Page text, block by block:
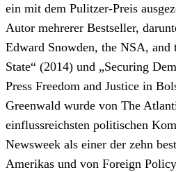
ein mit dem Pulitzer-Preis
Autor mehrerer Bestseller,
Edward Snowden, the NSA, and
State“ (2014) und „Securing
Press Freedom and Justice in
Greenwald wurde von The
einflussreichsten politischen
Newsweek als einer der zehn
Amerikas und von Foreign